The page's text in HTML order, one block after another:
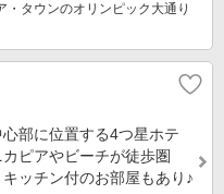
・タウンのオリンピック大通り
部に位置する4つ星ホテ
ピアやビーチが徒歩圏
ッチン付のお部屋もあり♪